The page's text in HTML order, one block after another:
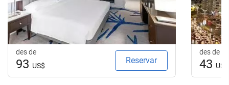
des de
93 US$
Reservar
des de
43 US$